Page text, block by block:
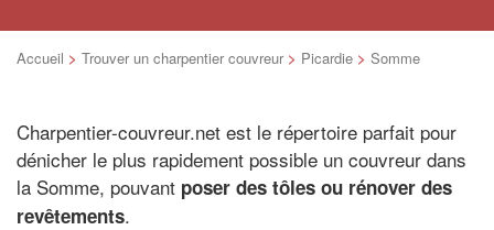
Accueil > Trouver un charpentier couvreur > Picardie > Somme
Charpentier-couvreur.net est le répertoire parfait pour
dénicher le plus rapidement possible un couvreur dans
la Somme, pouvant poser des tôles ou rénover des
revêtements.